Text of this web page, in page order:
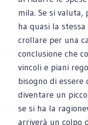
mila. Se si valuta,
ha quasi la
crollare per una
conclusione che
vincoli e piani
bisogno di
diventare un
se si ha la
arriverà un colpo